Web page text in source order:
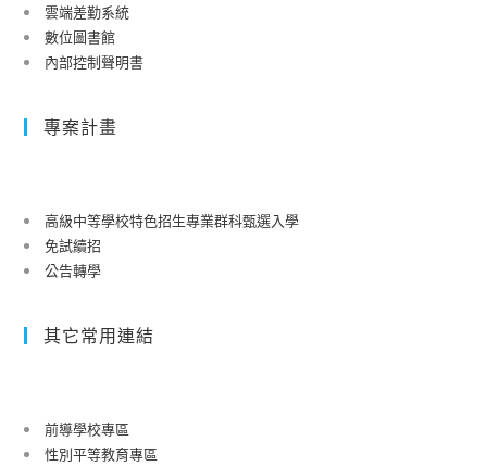
雲端差勤系統
數位圖書館
內部控制聲明書
專案計畫
高級中等學校特色招生專業群科甄選入學
免試續招
公告轉學
其它常用連結
前導學校專區
性別平等教育專區